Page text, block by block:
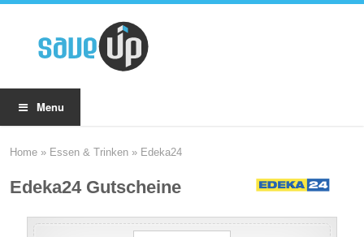
Menu
Home » Essen & Trinken » Edeka24
Edeka24 Gutscheine